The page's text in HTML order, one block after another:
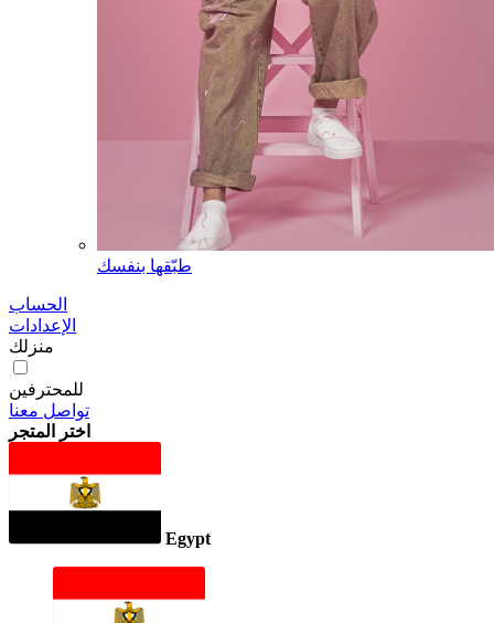
طبّقها بنفسك
الحساب
الإعدادات
منزلك
للمحترفين
تواصل معنا
اختر المتجر
Egypt